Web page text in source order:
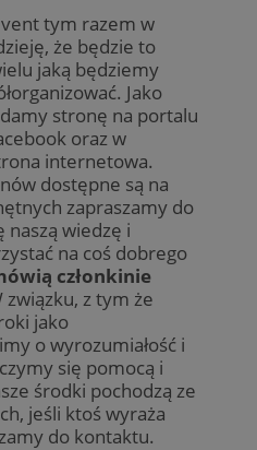
tym razem w
że będzie to
jaką będziemy
Jako
stronę na portalu
oraz w
internetowa.
dostępne są na
zapraszamy do
naszą wiedzę i
na coś dobrego
członkinie
związku, z tym że
jako
o wyrozumiałość i
się pomocą i
środki pochodzą ze
jeśli ktoś wyraża
do kontaktu.